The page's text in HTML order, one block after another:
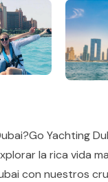
Yachting
la rica vida
con nuestros